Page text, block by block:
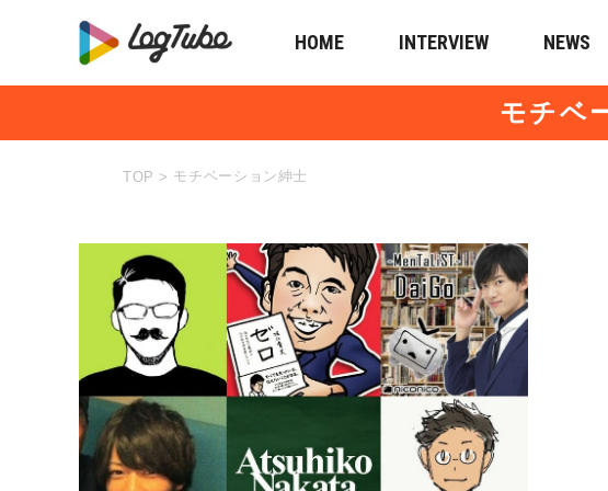
HOME INTERVIEW NEWS
モチベ
TOP > モチベーション紳士